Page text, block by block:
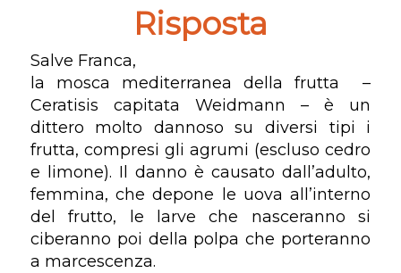
Risposta
Salve Franca,
la mosca mediterranea della frutta –
Ceratisis capitata Weidmann – è un
dittero molto dannoso su diversi tipi i
frutta, compresi gli agrumi (escluso cedro
e limone). Il danno è causato dall’adulto,
femmina, che depone le uova all’interno
del frutto, le larve che nasceranno si
ciberanno poi della polpa che porteranno
a marcescenza.